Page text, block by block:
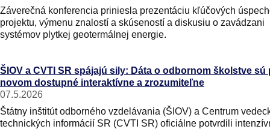
Záverečná konferencia priniesla prezentáciu kľúčových
projektu, výmenu znalostí a skúseností a diskusiu o zavádzani
systémov plytkej geotermálnej energie.
ŠIOV a CVTI SR spájajú sily: Dáta o odbornom školstve sú
novom dostupné interaktívne a zrozumiteľne
07.5.2026
Štátny inštitút odborného vzdelávania (ŠIOV) a Centrum
technických informácií SR (CVTI SR) oficiálne potvrdili